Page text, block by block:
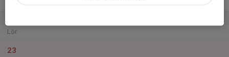
Lör
23